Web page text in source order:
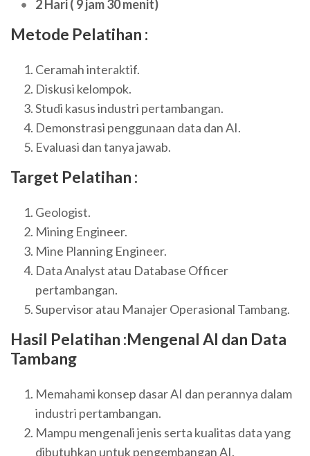
2 Hari ( 9 jam 30 menit)
Metode Pelatihan :
Ceramah interaktif.
Diskusi kelompok.
Studi kasus industri pertambangan.
Demonstrasi penggunaan data dan AI.
Evaluasi dan tanya jawab.
Target Pelatihan :
Geologist.
Mining Engineer.
Mine Planning Engineer.
Data Analyst atau Database Officer
pertambangan.
Supervisor atau Manajer Operasional Tambang.
Hasil Pelatihan :Mengenal AI dan Data
Tambang
Memahami konsep dasar AI dan perannya dalam
industri pertambangan.
Mampu mengenali jenis serta kualitas data yang
dibutuhkan untuk pengembangan AI.